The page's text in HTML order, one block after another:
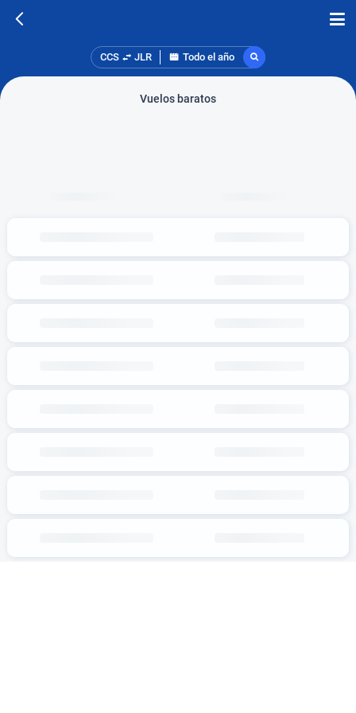
CCS JLR Todo el año
Vuelos baratos